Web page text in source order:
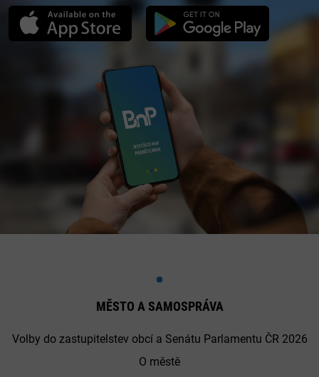
MĚSTO A SAMOSPRÁVA
Volby do zastupitelstev obcí a Senátu Parlamentu ČR 2026
O městě